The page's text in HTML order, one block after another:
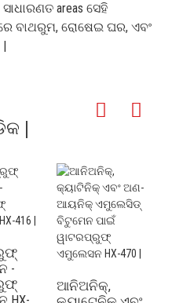
areas ସେହି
ବାଥରୁମ, ରୋଷେଇ ଘର, ଏବଂ
|
-
HX-
ଆନିଅନିକ୍,